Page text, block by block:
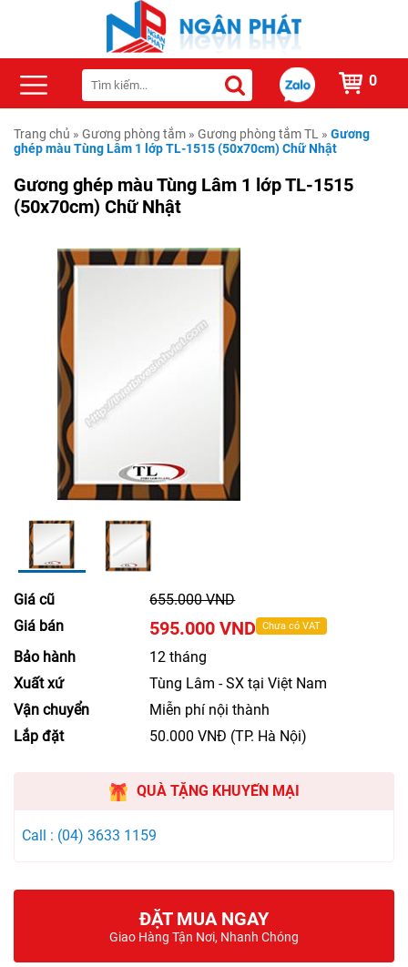
0
Trang chủ » Gương phòng tắm » Gương phòng tắm TL » Gương
ghép màu Tùng Lâm 1 lớp TL-1515 (50x70cm) Chữ Nhật
Gương ghép màu Tùng Lâm 1 lớp TL-1515
(50x70cm) Chữ Nhật
Giá cũ
655.000 VND
Giá bán
595.000 VND Chưa có VAT
Bảo hành
12 tháng
Xuất xứ
Tùng Lâm - SX tại Việt Nam
Vận chuyển
Miễn phí nội thành
Lắp đặt
50.000 VNĐ (TP. Hà Nội)
QUÀ TẶNG KHUYẾN MẠI
Call : (04) 3633 1159
ĐẶT MUA NGAY
Giao Hàng Tận Nơi, Nhanh Chóng